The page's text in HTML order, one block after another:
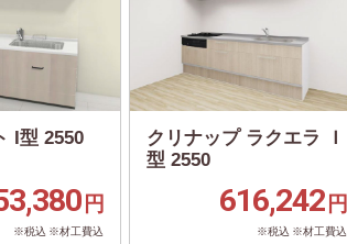
I型 2550
円
※税込 ※材工費込
クリナップ ラクエラ Ｉ
型 2550
616,242 円
※税込 ※材工費込